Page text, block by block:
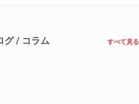
グ / コラム すべて見る